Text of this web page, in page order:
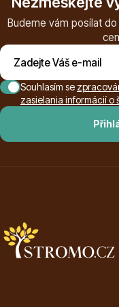
Listnaté stromy
Budeme vám posílat
Souhlasím se
zasielania informácií